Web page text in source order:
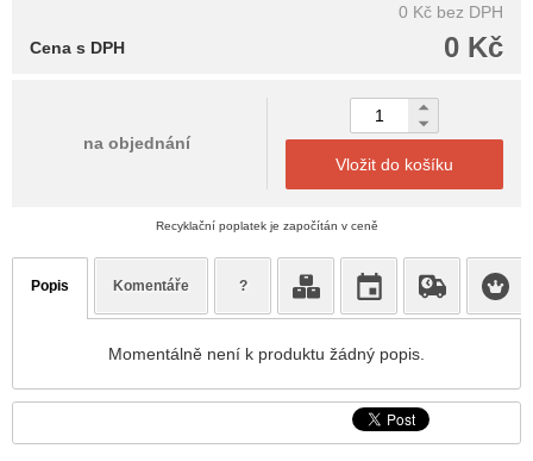
0 Kč bez DPH
0 Kč
Cena s DPH
na objednání
Vložit do košíku
Recyklační poplatek je započítán v ceně
Popis Komentáře ?
Momentálně není k produktu žádný popis.